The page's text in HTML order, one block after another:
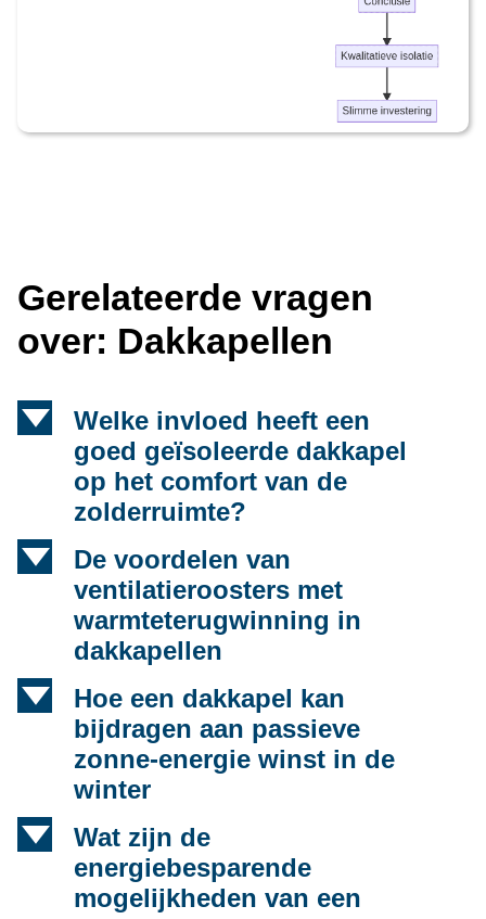
Gerelateerde vragen
over: Dakkapellen
d
Welke invloed heeft een
goed geïsoleerde dakkapel
op het comfort van de
zolderruimte?
d
De voordelen van
ventilatieroosters met
warmteterugwinning in
dakkapellen
d
Hoe een dakkapel kan
bijdragen aan passieve
zonne-energie winst in de
winter
d
Wat zijn de
energiebesparende
mogelijkheden van een